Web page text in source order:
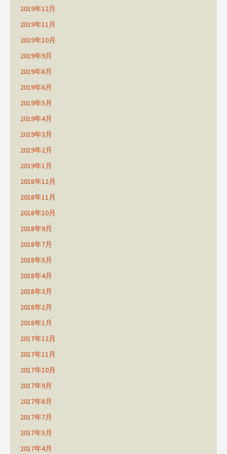
2019年12月
2019年11月
2019年10月
2019年9月
2019年8月
2019年6月
2019年5月
2019年4月
2019年3月
2019年2月
2019年1月
2018年12月
2018年11月
2018年10月
2018年9月
2018年7月
2018年5月
2018年4月
2018年3月
2018年2月
2018年1月
2017年12月
2017年11月
2017年10月
2017年9月
2017年8月
2017年7月
2017年5月
2017年4月